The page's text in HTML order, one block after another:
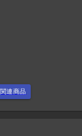
関連商品